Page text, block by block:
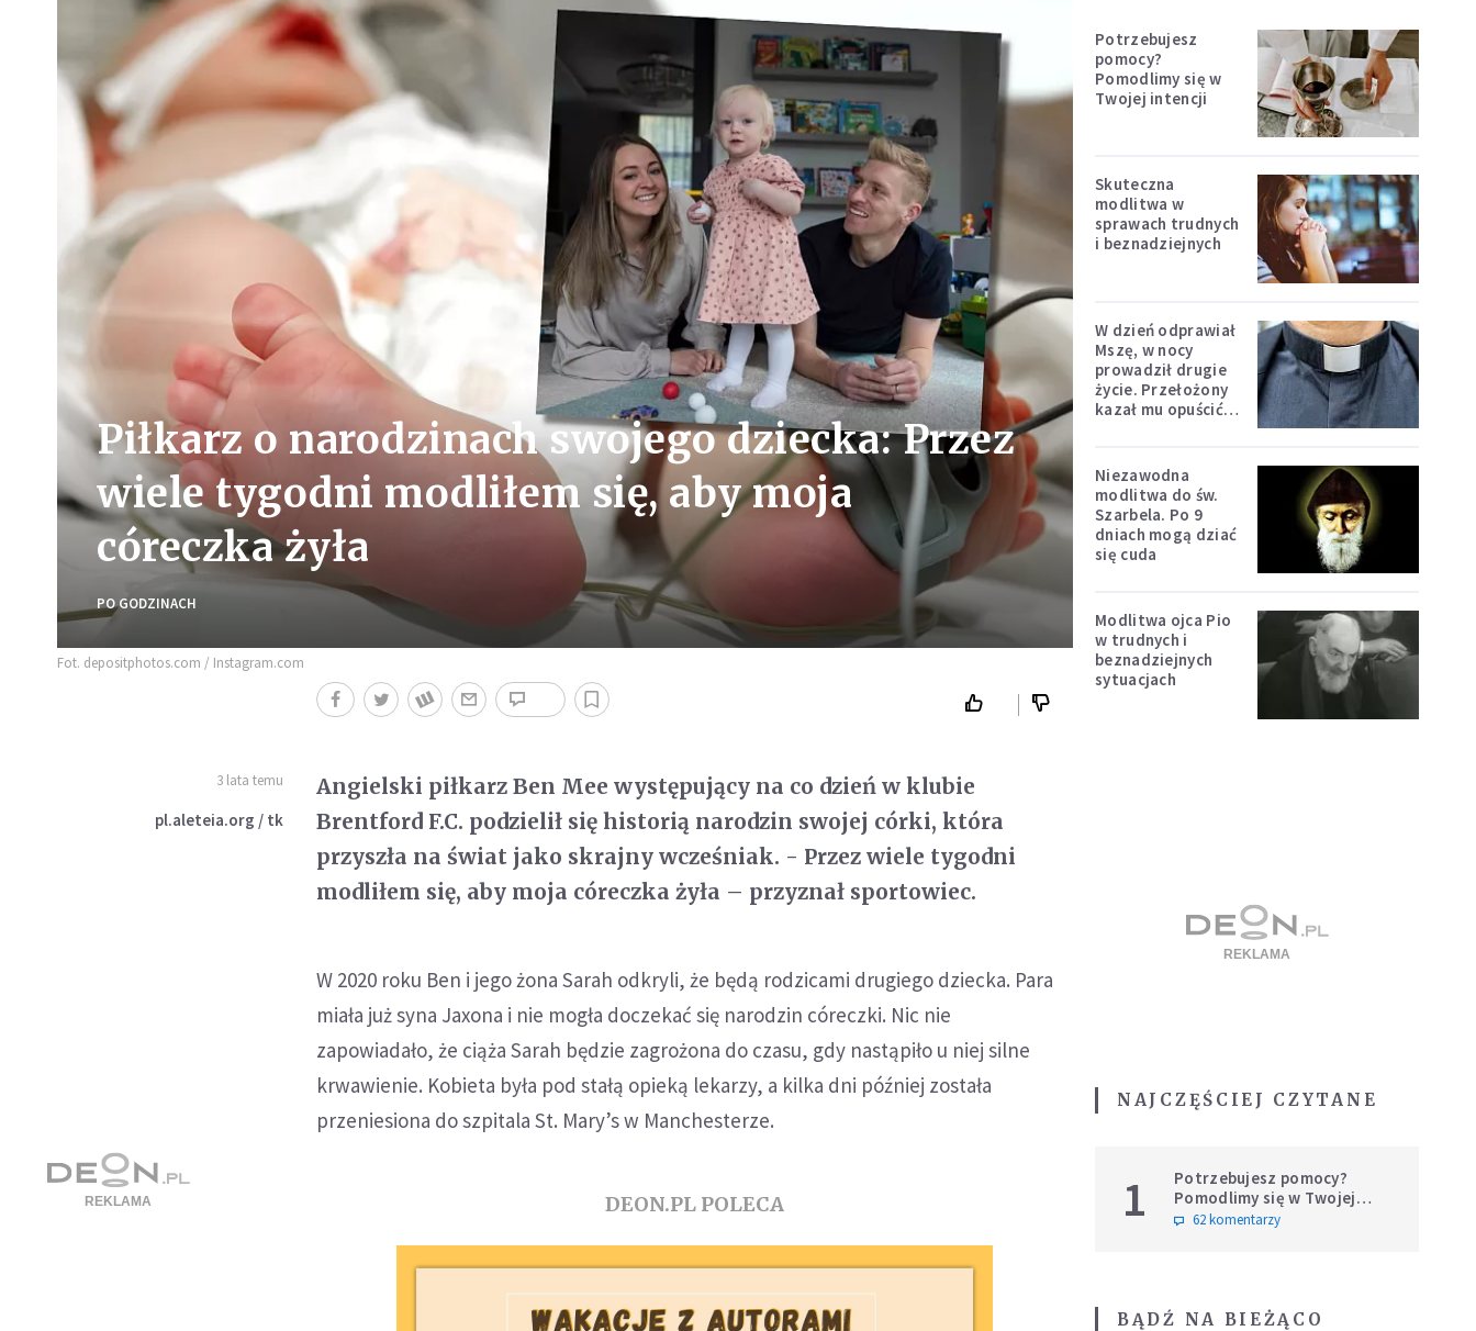
Piłkarz o narodzinach swojego dziecka: Przez
wiele tygodni modliłem się, aby moja
córeczka żyła
PO GODZINACH
Fot. depositphotos.com / Instagram.com
3 lata temu
pl.aleteia.org / tk
Angielski piłkarz Ben Mee występujący na co dzień w klubie
Brentford F.C. podzielił się historią narodzin swojej córki, która
przyszła na świat jako skrajny wcześniak. - Przez wiele tygodni
modliłem się, aby moja córeczka żyła – przyznał sportowiec.
W 2020 roku Ben i jego żona Sarah odkryli, że będą rodzicami drugiego dziecka. Para
miała już syna Jaxona i nie mogła doczekać się narodzin córeczki. Nic nie
zapowiadało, że ciąża Sarah będzie zagrożona do czasu, gdy nastąpiło u niej silne
krwawienie. Kobieta była pod stałą opieką lekarzy, a kilka dni później została
przeniesiona do szpitala St. Mary’s w Manchesterze.
DEON.PL POLECA
Potrzebujesz
pomocy?
Pomodlimy się w
Twojej intencji
Skuteczna
modlitwa w
sprawach trudnych
i beznadziejnych
W dzień odprawiał
Mszę, w nocy
prowadził drugie
życie. Przełożony
kazał mu opuścić
Niezawodna
modlitwa do św.
Szarbela. Po 9
dniach mogą dziać
się cuda
Modlitwa ojca Pio
w trudnych i
beznadziejnych
sytuacjach
NAJCZĘŚCIEJ CZYTANE
1
Potrzebujesz pomocy?
Pomodlimy się w Twojej
intencji
62 komentarzy
BĄDŹ NA BIEŻĄCO